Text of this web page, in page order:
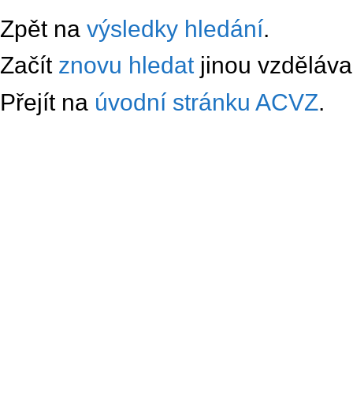
Zpět na výsledky hledání.
Začít znovu hledatjinou
Přejít na úvodní stránku ACVZ.